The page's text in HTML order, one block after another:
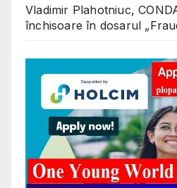
Vladimir Plahotniuc,
închisoare în dosarul